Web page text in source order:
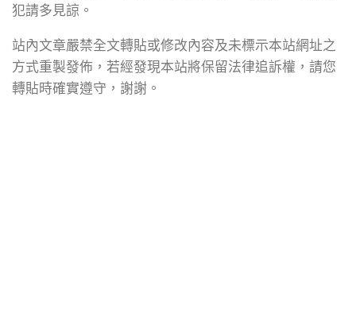
犯請多見諒。
站內文章嚴禁全文轉貼或修改內容及未標示本站網址之
方式重製發佈，若經發現本站將保留法律追訴權，請您
轉貼時確實遵守，謝謝。